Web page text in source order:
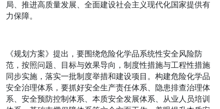
局、推进高质量发展、全面建设社会主义现代化国家提供有
力保障。
《规划方案》提出，要围绕危险化学品系统性安全风险防
范，按照问题、目标与效果导向，制度性措施与工程性措施
同步实施，落实一批制度举措和建设项目。构建危险化学品
安全治理体系，要抓好安全生产责任体系、隐患排查治理体
系、安全预防控制体系、本质安全发展体系、从业人员培训